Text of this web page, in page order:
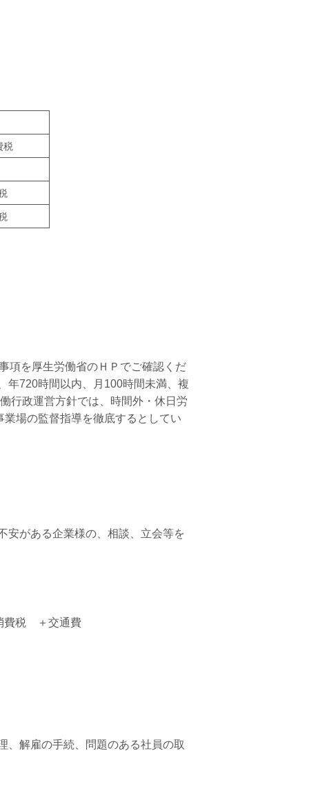
項を厚生労働省のＨＰでご確認くだ
年720時間以内、月100時間未満、複
行政運営方針では、時間外・休日労
場の監督指導を徹底するとしてい
安がある企業様の、相談、立会等を
費税 ＋交通費
、解雇の手続、問題のある社員の取